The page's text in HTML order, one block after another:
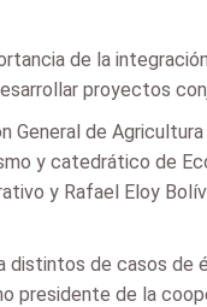
de la
proyectos
de
y catedrático de
y Rafael Eloy
de casos
de la